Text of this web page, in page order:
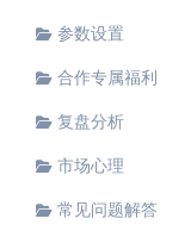
参数设置
合作专属福利
复盘分析
市场心理
常见问题解答